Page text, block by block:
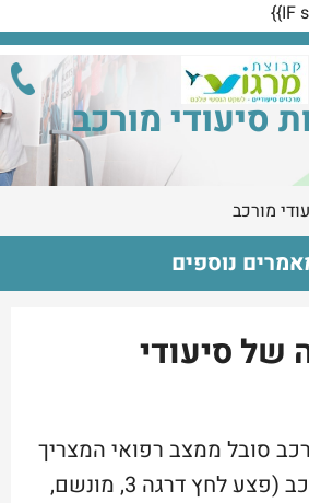
סיעודי מורכב
מורכב
נוספים
של סיעודי
סובל ממצב רפואי המצריך
טיפול רפואי מורכב (פצע לחץ דרגה 3, מונשם,